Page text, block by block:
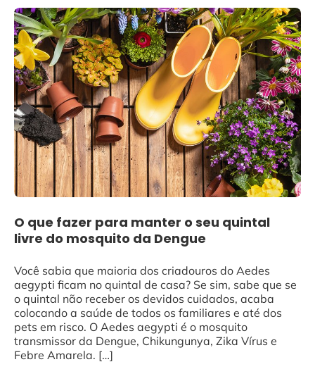
O que fazer para manter o seu quintal
livre do mosquito da Dengue
Você sabia que maioria dos criadouros do Aedes
aegypti ficam no quintal de casa? Se sim, sabe que se
o quintal não receber os devidos cuidados, acaba
colocando a saúde de todos os familiares e até dos
pets em risco. O Aedes aegypti é o mosquito
transmissor da Dengue, Chikungunya, Zika Vírus e
Febre Amarela. […]